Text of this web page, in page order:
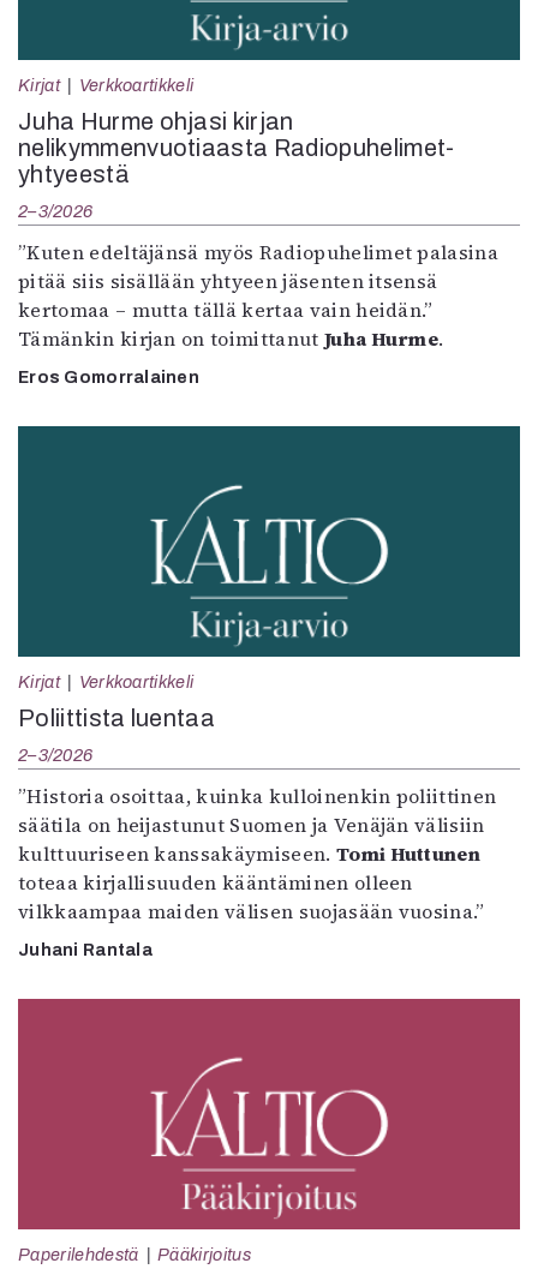
Kirjat Verkkoartikkeli
Juha Hurme ohjasi kirjan
nelikymmenvuotiaasta Radiopuhelimet-
yhtyeestä
2–3/2026
”Kuten edeltäjänsä myös Radiopuhelimet palasina
pitää siis sisällään yhtyeen jäsenten itsensä
kertomaa – mutta tällä kertaa vain heidän.”
Tämänkin kirjan on toimittanut Juha Hurme.
Eros Gomorralainen
Kirjat Verkkoartikkeli
Poliittista luentaa
2–3/2026
”Historia osoittaa, kuinka kulloinenkin poliittinen
säätila on heijastunut Suomen ja Venäjän välisiin
kulttuuriseen kanssakäymiseen. Tomi Huttunen
toteaa kirjallisuuden kääntäminen olleen
vilkkaampaa maiden välisen suojasään vuosina.”
Juhani Rantala
Paperilehdestä Pääkirjoitus